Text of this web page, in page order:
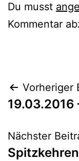
Du musst
Kommentar
Vorheriger
19.03.2016
Nächster